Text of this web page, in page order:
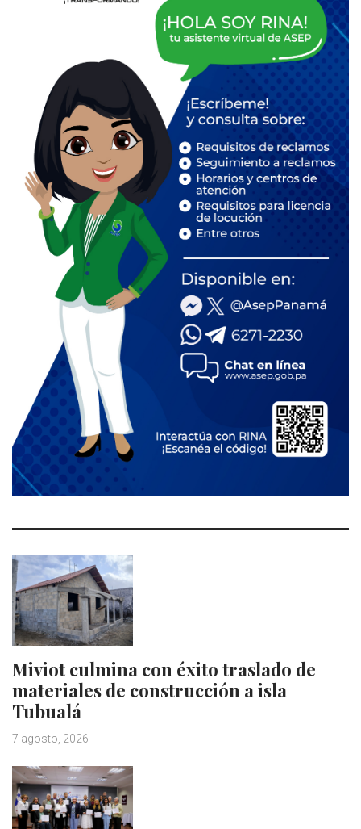
Miviot culmina con éxito traslado de
materiales de construcción a isla
Tubualá
7 agosto, 2026